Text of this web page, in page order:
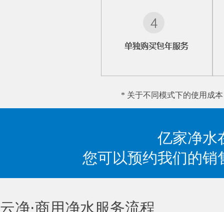
* 关于不同模式下的使用成
亿家净水
您可以预约我们的销
云净⋅商用净水服务流程